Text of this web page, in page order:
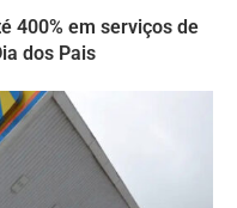
400% em serviços de
dos Pais